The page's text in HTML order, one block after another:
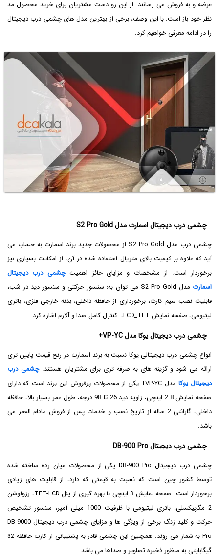
عرضه و به فروش می رسانند. از این رو دست مشتریان برای خرید محصول مد
نظر خود باز است. با این وصف، برخی از بهترین مدل های چشمی درب دیجیتال
را در ادامه معرفی خواهیم کرد.
چشمی درب دیجیتال اسمارت مدل S2 Pro Gold
چشمی درب مدل S2 Pro Gold از محصولات جدید برند اسمارت به حساب می
آید که علاوه بر کیفیت بالای متریال استفاده شده در آن، از امکانات بسیاری نیز
برخوردار است. از مشخصات و مزایای حائز اهمیتچشمی درب دیجیتال
اسمارت
مدل S2 Pro Gold می توان به: سنسور حرکتی و سنسور دید در شب،
قابلیت نصب سیم کارت، برخورداری از حافظه داخلی، بدنه خارجی فلزی، باتری
لیتیومی، صفحه نمایش LCD_TFT، کنترل کامل صدا و آلارم اشاره کرد.
چشمی درب دیجیتال یوکا مدل VP-YC+
انواع چشمی درب دیجیتالی یوکا نسبت به برند اسمارت در رنج قیمت پایین تری
ارائه می شود و گزینه های به صرفه تری برای مشتریان هستند.چشمی درب
دیجیتال یوکا
مدل VP-YC+ یکی از محصولات پرفروش این برند است که دارای
صفحه نمایش 2.8 اینچی، زاویه دید 26 تا 98 درجه، طول عمر بسیار بالا، حافظه
داخلی، گارانتی 2 ساله از تاریخ نصب و خدمات پس از فروش مادام العمر می
باشد.
چشمی درب دیجیتال DB-900 Pro
چشمی درب دیجیتال DB-900 Pro یکی از محصولات میان رده ساخته شده
توسط کشور چین است که نسبت به قیمتی که دارد، از قابلیت های زیادی
برخوردار است. صفحه نمایش 3 اینچی با بهره گیری از پنل TFT-LCD، رزولوشن
2 مگاپیکسلی، باتری لیتیومی با ظرفیت 1000 میلی آمپر، سنسور تشخیص
حرکت و کلید زنگ برخی از ویژگی ها و مزایای چشمی درب دیجیتال DB-9000
Pro به شمار می روند. همچنین این چشمی قادر به پشتیبانی از کارت حافظه 32
گیگابایتی به منظور ذخیره تصاویر و صداها می باشد.